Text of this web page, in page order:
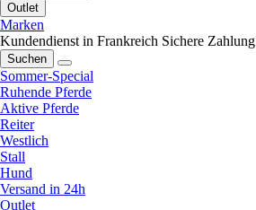
Outlet
Marken
Kundendienst in Frankreich Sichere Zahlung
Suchen
Sommer-Special
Ruhende Pferde
Aktive Pferde
Reiter
Westlich
Stall
Hund
Versand in 24h
Outlet